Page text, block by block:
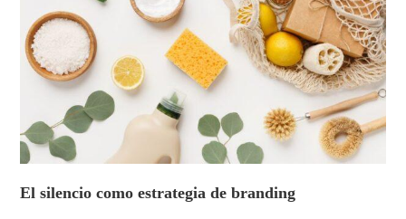
El silencio como estrategia de branding